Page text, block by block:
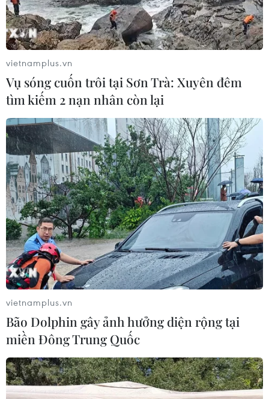
#Thủy điện Sơn La
#Huyện Quỳnh Nhai Sơn La
Theo dõi VietnamPlus
TIN LIÊN QUAN
Bố trí 3.600 tỷ đồng cho tái định cư thủy
điện Sơn La, Tuyên Quang
vietnamplus.vn
Vụ sóng cuốn trôi tại Sơn Trà: Xuyên đêm
tìm kiếm 2 nạn nhân còn lại
vietnamplus.vn
Bão Dolphin gây ảnh hưởng diện rộng tại
miền Đông Trung Quốc